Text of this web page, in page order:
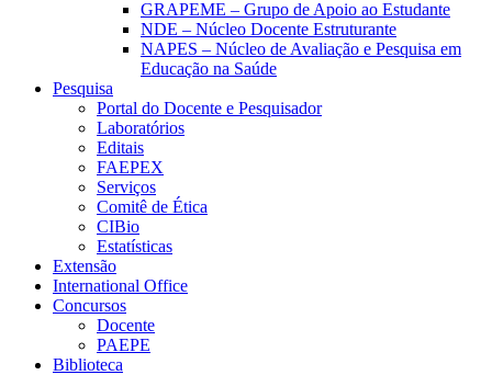
GRAPEME – Grupo de Apoio ao Estudante
NDE – Núcleo Docente Estruturante
NAPES – Núcleo de Avaliação e Pesquisa em
Educação na Saúde
Pesquisa
Portal do Docente e Pesquisador
Laboratórios
Editais
FAEPEX
Serviços
Comitê de Ética
CIBio
Estatísticas
Extensão
International Office
Concursos
Docente
PAEPE
Biblioteca